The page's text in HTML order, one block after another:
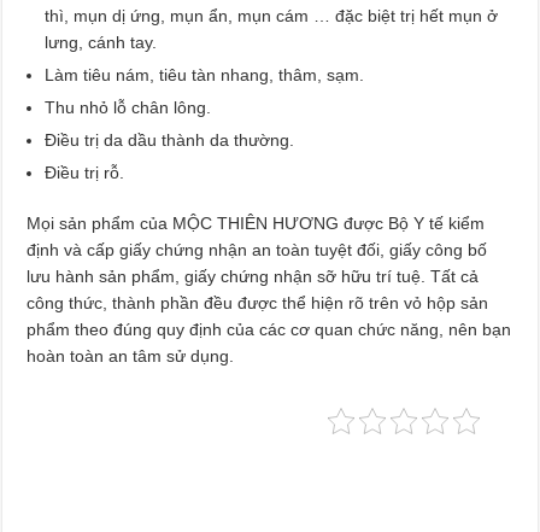
thì, mụn dị ứng, mụn ẩn, mụn cám … đặc biệt trị hết mụn ở
lưng, cánh tay.
Làm tiêu nám, tiêu tàn nhang, thâm, sạm.
Thu nhỏ lỗ chân lông.
Điều trị da dầu thành da thường.
Điều trị rỗ.
Mọi sản phẩm của MỘC THIÊN HƯƠNG được Bộ Y tế kiểm
định và cấp giấy chứng nhận an toàn tuyệt đối, giấy công bố
lưu hành sản phẩm, giấy chứng nhận sỡ hữu trí tuệ. Tất cả
công thức, thành phần đều được thể hiện rõ trên vỏ hộp sản
phẩm theo đúng quy định của các cơ quan chức năng, nên bạn
hoàn toàn an tâm sử dụng.